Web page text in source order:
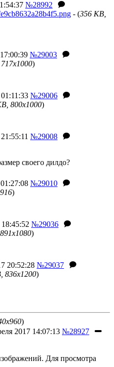
№28992
- (356 KB,
№29003
)
№29006
800x1000)
№29008
своего дилдо?
№29010
)
№29036
)
20:52:28 №29037
836x1200)
)
2017 14:07:13 №28927
Для просмотра